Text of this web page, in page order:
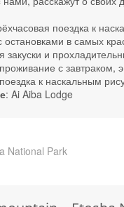
поездка к
в самых
и
с завтраком,
к наскальным
: Ai Aiba Lodge
National Park